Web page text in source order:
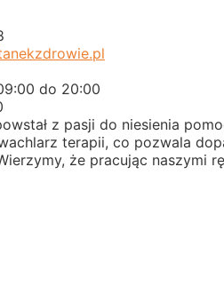
do 20:00
z pasji do niesienia
terapii, co pozwala
że pracując naszymi